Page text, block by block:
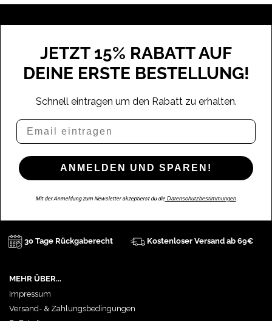
JETZT 15% RABATT AUF
DEINE ERSTE BESTELLUNG!
Schnell eintragen um den Rabatt zu erhalten.
Email
ANMELDEN UND SPAREN!
Mit der Anmeldung zum Newsletter akzeptierst du dieDatenschutzbestimmungen.
30 Tage Rückgaberecht Kostenloser Versand ab 69€
MEHR ÜBER...
Impressum
Versand- & Zahlungsbedingungen